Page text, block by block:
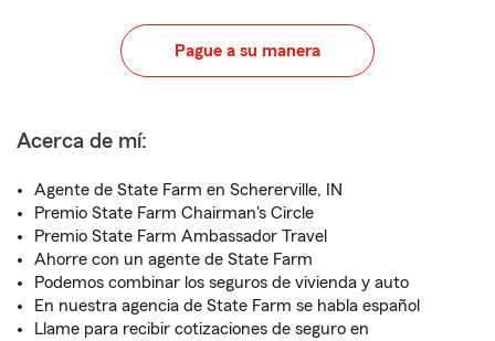
Pague a su manera
Acerca de mí:
Agente de State Farm en Schererville, IN
Premio State Farm Chairman's Circle
Premio State Farm Ambassador Travel
Ahorre con un agente de State Farm
Podemos combinar los seguros de vivienda y auto
En nuestra agencia de State Farm se habla español
Llame para recibir cotizaciones de seguro en